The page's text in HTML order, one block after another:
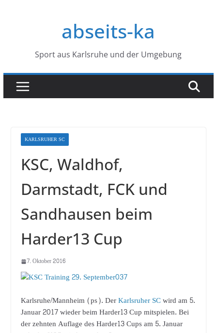
abseits-ka
Sport aus Karlsruhe und der Umgebung
KARLSRUHER SC
KSC, Waldhof,
Darmstadt, FCK und
Sandhausen beim
Harder13 Cup
7. Oktober 2016
Karlsruhe/Mannheim (ps). DerKarlsruher SCwird am 5.
Januar 2017 wieder beim Harder13 Cup mitspielen. Bei
der zehnten Auflage des Harder13 Cups am 5. Januar